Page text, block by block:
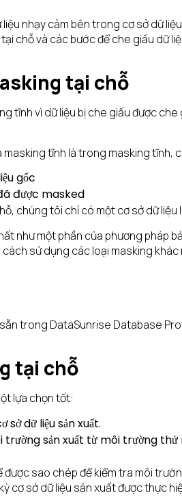
nhạy cảm bên trong cơ sở dữ
chỗ và các bước để che giấu dữ
tại chỗ
tĩnh vì dữ liệu bị che giấu được
tĩnh là trong masking tĩnh,
gốc
được masked
chúng tôi chỉ có một cơ sở dữ liệu
như một phần của phương pháp
sử dụng các loại masking khác
trong DataSunrise Database
tại chỗ
lựa chọn tốt:
dữ liệu sản xuất.
sản xuất từ ​​môi trường
sao chép để kiểm tra môi
cơ sở dữ liệu sản xuất được thực